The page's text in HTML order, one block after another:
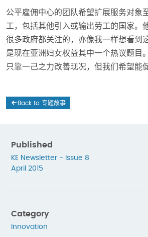
公平雇佣中心的团队希望扩展服务对象
工，包括其他引入或输出劳工的国家。
很多政府都关注的，亦像我一样想看到
是现在亚洲妇女权益其中一个热议题目
只靠一己之力改善现况，但我们希望能
Back to 专题故事
Published
KE Newsletter - Issue 8
April 2015
Category
Innovation